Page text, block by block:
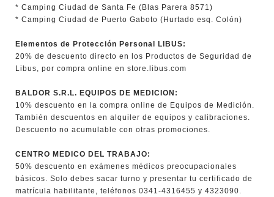
* Camping Ciudad de Santa Fe (Blas Parera 8571)
* Camping Ciudad de Puerto Gaboto (Hurtado esq. Colón)
Elementos de Protección Personal LIBUS:
20% de descuento directo en los Productos de Seguridad de
Libus, por compra online en store.libus.com
BALDOR S.R.L. EQUIPOS DE MEDICION:
10% descuento en la compra online de Equipos de Medición.
También descuentos en alquiler de equipos y calibraciones.
Descuento no acumulable con otras promociones.
CENTRO MEDICO DEL TRABAJO:
50% descuento en exámenes médicos preocupacionales
básicos. Solo debes sacar turno y presentar tu certificado de
matrícula habilitante, teléfonos 0341-4316455 y 4323090.